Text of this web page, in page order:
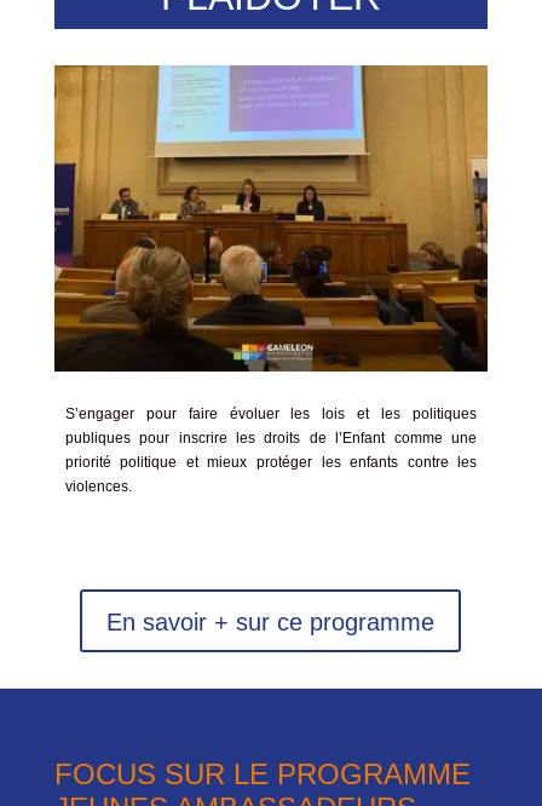
S’engager pour faire évoluer les lois et les politiques
publiques pour inscrire les droits de l’Enfant comme une
priorité politique et mieux protéger les enfants contre les
violences.
En savoir + sur ce programme
FOCUS SUR LE PROGRAMME